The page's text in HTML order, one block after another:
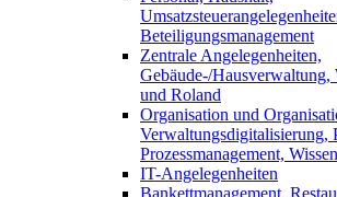
Beteiligungsmanagement
Zentrale Angelegenheiten,
Gebäude-/Hausverwaltung,
und Roland
Organisation und
Verwaltungsdigitalisierung,
Prozessmanagement,
IT-Angelegenheiten
Bankettmanagement,